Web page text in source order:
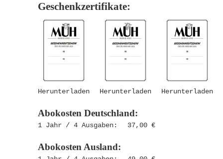
Geschenkzertifikate:
Herunterladen Herunterladen Herunterladen
Abokosten Deutschland:
1 Jahr / 4 Ausgaben: 37,00 €
Abokosten Ausland: